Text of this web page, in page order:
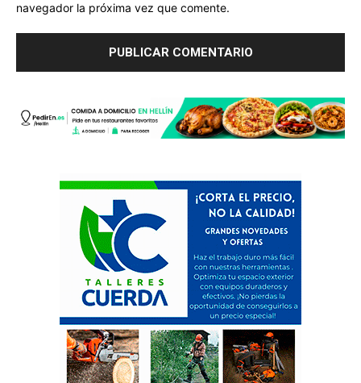
navegador la próxima vez que comente.